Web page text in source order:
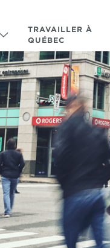
TRAVAILLER À
QUÉBEC